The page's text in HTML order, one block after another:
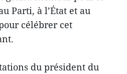
Parti, à l’État et au
célébrer cet
du président du